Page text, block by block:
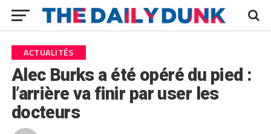
ACTUALITÉS
Alec Burks a été opéré du pied :
l’arrière va finir par user les
docteurs